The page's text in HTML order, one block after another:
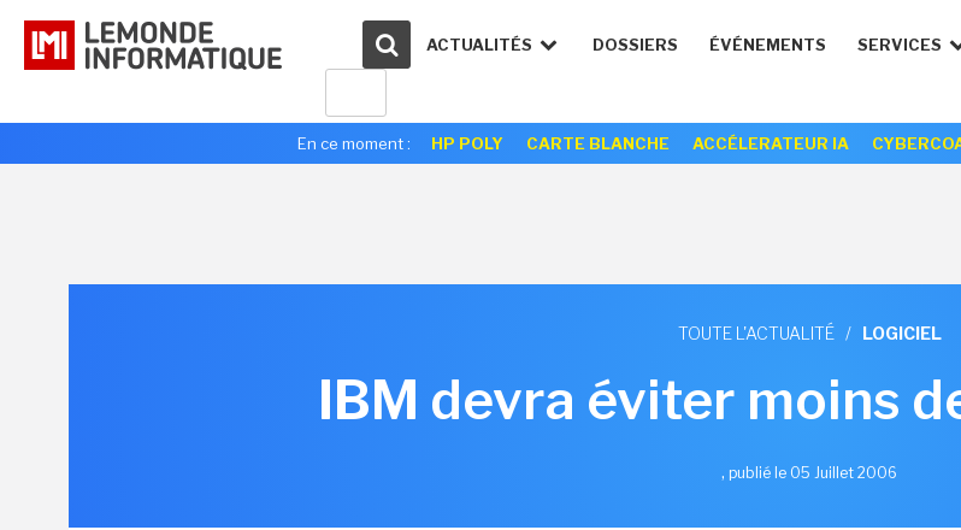
ACTUALITÉS DOSSIERS ÉVÉNEMENTS SERVICES
En ce moment : HP POLY CARTE BLANCHE ACCÉLERATEUR IA
TOUTE L'ACTUALITÉ / LOGICIEL
IBM devra éviter moins
, publié le 05 Juillet 2006